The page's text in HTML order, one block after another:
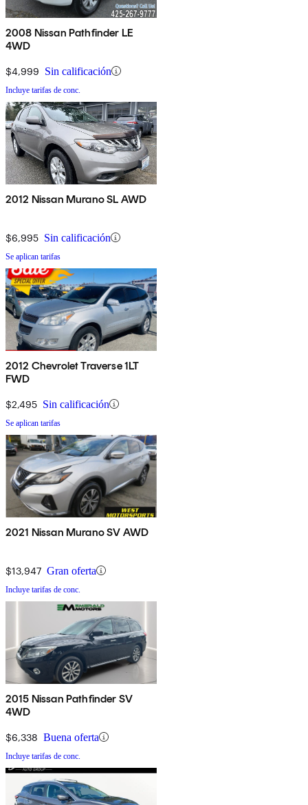
2008 Nissan Pathfinder LE
4WD
$4,999 Sin calificación
Incluye tarifas de conc.
2012 Nissan Murano SL AWD
$6,995 Sin calificación
Se aplican tarifas
2012 Chevrolet Traverse 1LT
FWD
$2,495 Sin calificación
Se aplican tarifas
2021 Nissan Murano SV AWD
$13,947 Gran oferta
Incluye tarifas de conc.
2015 Nissan Pathfinder SV
4WD
$6,338 Buena oferta
Incluye tarifas de conc.